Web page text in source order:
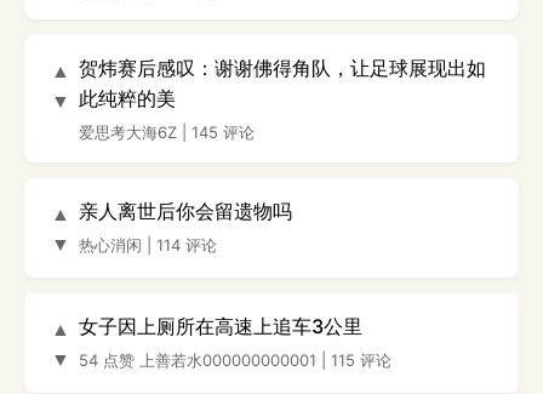
▲
▼
贺炜赛后感叹：谢谢佛得角队，让足球展现出如
此纯粹的美
爱思考大海6Z 145 评论
▲
▼
亲人离世后你会留遗物吗
热心消闲 114 评论
▲
▼
女子因上厕所在高速上追车3公里
54 点赞 上善若水000000000001 115 评论